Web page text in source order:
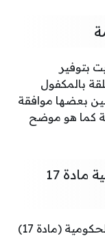
بتوفير
بالمكفول
بعضها موافقة
كما هو موضح
متطلبات تحويل الإقامة الحكومية مادة 17
تتمثل متطلبات وأوراق تحويل الإقامة الحكومية (مادة 17)